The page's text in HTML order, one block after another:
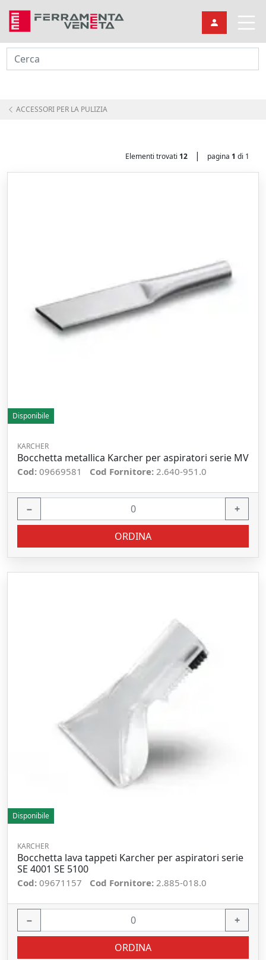
Cerca
ACCESSORI PER LA PULIZIA
Elementi trovati 12 | pagina 1 di 1
Disponibile
KARCHER
Bocchetta metallica Karcher per aspiratori serie MV
Cod: 09669581 Cod Fornitore: 2.640-951.0
− +
ORDINA
Disponibile
KARCHER
Bocchetta lava tappeti Karcher per aspiratori serie
SE 4001 SE 5100
Cod: 09671157 Cod Fornitore: 2.885-018.0
− +
ORDINA